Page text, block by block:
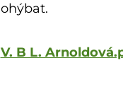
ohýbat.
V. B L.